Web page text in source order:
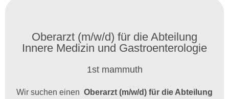
Oberarzt (m/w/d) für die Abteilung
Innere Medizin und Gastroenterologie
1st mammuth
Wir suchen einen Oberarzt (m/w/d) für die Abteilung